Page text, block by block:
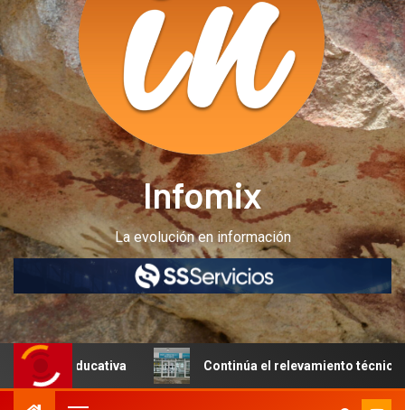
Infomix
La evolución en información
Continúa el relevamiento técnico en Perito